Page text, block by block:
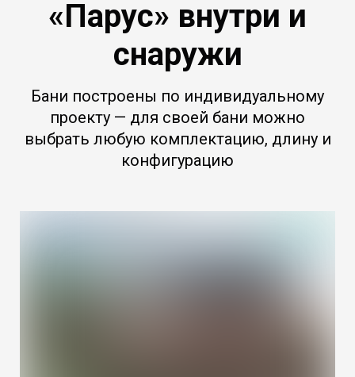
«Парус» внутри и
снаружи
Бани построены по индивидуальному
проекту — для своей бани можно
выбрать любую комплектацию, длину и
конфигурацию